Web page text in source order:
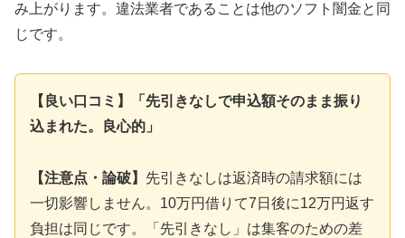
み上がります。違法業者であることは他のソフト闇金と同
じです。
【良い口コミ】「先引きなしで申込額そのまま振り
込まれた。良心的」
【注意点・論破】 先引きなしは返済時の請求額には
一切影響しません。10万円借りて7日後に12万円返す
負担は同じです。「先引きなし」は集客のための差